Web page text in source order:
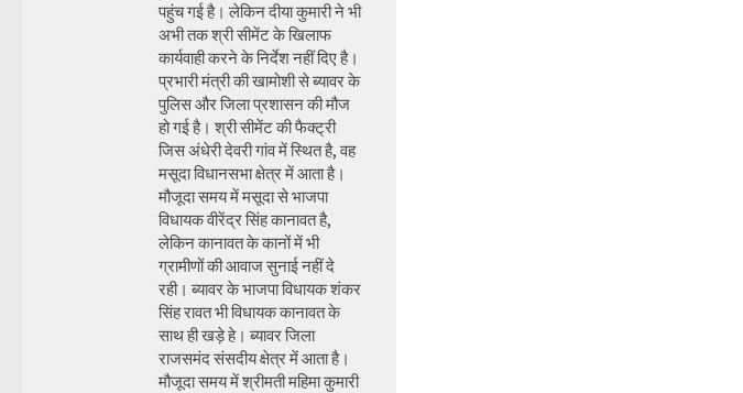
पहुंच गई है। लेकिन दीया कुमारी ने भी
अभी तक श्री सीमेंट के खिलाफ
कार्यवाही करने के निर्देश नहीं दिए है।
प्रभारी मंत्री की खामोशी से ब्यावर के
पुलिस और जिला प्रशासन की मौज
हो गई है। श्री सीमेंट की फैक्ट्री
जिस अंधेरी देवरी गांव में स्थित है, वह
मसूदा विधानसभा क्षेत्र में आता है।
मौजूदा समय में मसूदा से भाजपा
विधायक वीरेंद्र सिंह कानावत है,
लेकिन कानावत के कानों में भी
ग्रामीणों की आवाज सुनाई नहीं दे
रही। ब्यावर के भाजपा विधायक शंकर
सिंह रावत भी विधायक कानावत के
साथ ही खड़े हे। ब्यावर जिला
राजसमंद संसदीय क्षेत्र में आता है।
मौजूदा समय में श्रीमती महिमा कुमारी